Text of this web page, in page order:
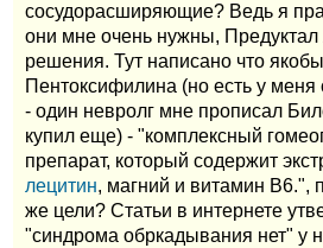
сосудорасширяющие? Ведь я
они мне очень нужны, Предуктал
решения. Тут написано что якобы
Пентоксифилина (но есть у
- один невролг мне прописал
купил еще) - "комплексный
препарат, который содержит
лецитин, магний и витамин В6.",
же цели? Статьи в интернете
"синдрома обркадывания нет" у